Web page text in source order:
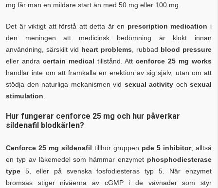
mg får man en mildare start än med 50 mg eller 100 mg.
Det är viktigt att förstå att detta är en prescription medication i
den meningen att medicinsk bedömning är klokt innan
användning, särskilt vid heart problems , rubbad blood pressure
eller andra certain medical tillstånd. Attcenforce 25 mg works
handlar inte om att framkalla en erektion av sig själv, utan om att
stödja den naturliga mekanismen vid sexual activity och sexual
stimulation
Hur fungerar cenforce 25 mg och hur påverkar
sildenafil blodkärlen?
Cenforce 25 mg sildenafil tillhör gruppen pde 5 inhibitor, alltså
en typ av läkemedel som hämmar enzymet phosphodiesterase
type 5, eller på svenska fosfodiesteras typ 5. När enzymet
bromsas stiger nivåerna av cGMP i de vävnader som styr